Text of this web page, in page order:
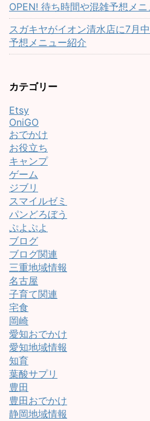
OPEN! 待ち時間や混雑予想メ
スガキヤがイオン清水店に7月
予想メニュー紹介
カテゴリー
Etsy
OniGO
おでかけ
お役立ち
キャンプ
ゲーム
ジブリ
スマイルゼミ
パンどろぼう
ぷよぷよ
ブログ
ブログ関連
三重地域情報
名古屋
子育て関連
宅食
岡崎
愛知おでかけ
愛知地域情報
知育
葉酸サプリ
豊田
豊田おでかけ
静岡地域情報